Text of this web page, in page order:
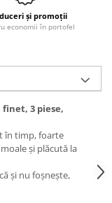
și promoții
economii în portofel
3 piese,
în timp, foarte
și plăcută la
și nu foșnește,